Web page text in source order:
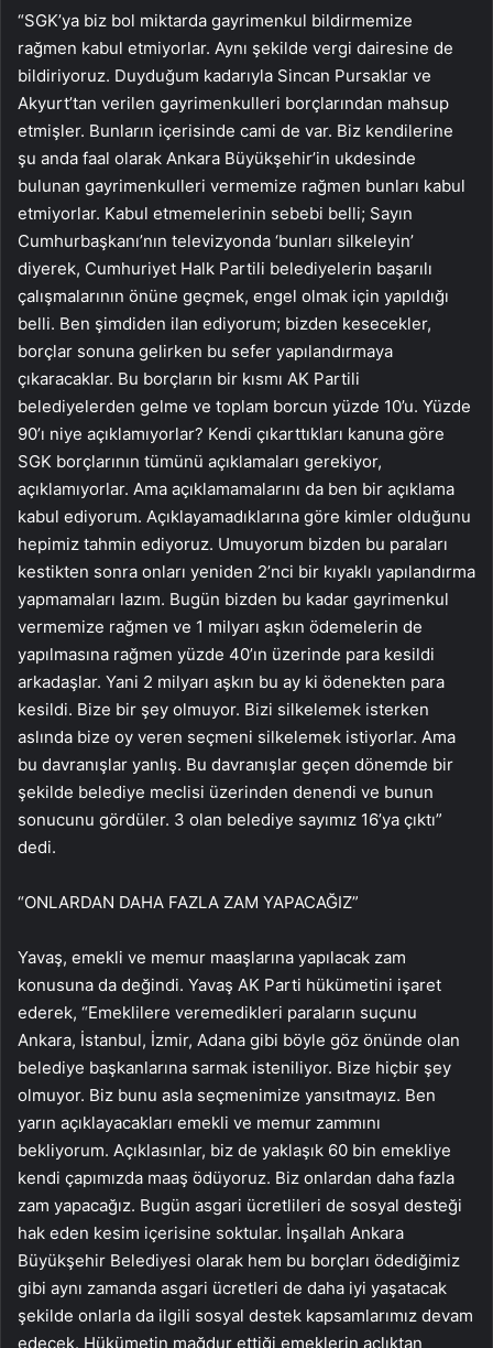
“SGK’ya biz bol miktarda gayrimenkul bildirmemize
rağmen kabul etmiyorlar. Aynı şekilde vergi dairesine de
bildiriyoruz. Duyduğum kadarıyla Sincan Pursaklar ve
Akyurt’tan verilen gayrimenkulleri borçlarından mahsup
etmişler. Bunların içerisinde cami de var. Biz kendilerine
şu anda faal olarak Ankara Büyükşehir’in ukdesinde
bulunan gayrimenkulleri vermemize rağmen bunları kabul
etmiyorlar. Kabul etmemelerinin sebebi belli; Sayın
Cumhurbaşkanı’nın televizyonda ‘bunları silkeleyin’
diyerek, Cumhuriyet Halk Partili belediyelerin başarılı
çalışmalarının önüne geçmek, engel olmak için yapıldığı
belli. Ben şimdiden ilan ediyorum; bizden kesecekler,
borçlar sonuna gelirken bu sefer yapılandırmaya
çıkaracaklar. Bu borçların bir kısmı AK Partili
belediyelerden gelme ve toplam borcun yüzde 10’u. Yüzde
90’ı niye açıklamıyorlar? Kendi çıkarttıkları kanuna göre
SGK borçlarının tümünü açıklamaları gerekiyor,
açıklamıyorlar. Ama açıklamamalarını da ben bir açıklama
kabul ediyorum. Açıklayamadıklarına göre kimler olduğunu
hepimiz tahmin ediyoruz. Umuyorum bizden bu paraları
kestikten sonra onları yeniden 2’nci bir kıyaklı yapılandırma
yapmamaları lazım. Bugün bizden bu kadar gayrimenkul
vermemize rağmen ve 1 milyarı aşkın ödemelerin de
yapılmasına rağmen yüzde 40’ın üzerinde para kesildi
arkadaşlar. Yani 2 milyarı aşkın bu ay ki ödenekten para
kesildi. Bize bir şey olmuyor. Bizi silkelemek isterken
aslında bize oy veren seçmeni silkelemek istiyorlar. Ama
bu davranışlar yanlış. Bu davranışlar geçen dönemde bir
şekilde belediye meclisi üzerinden denendi ve bunun
sonucunu gördüler. 3 olan belediye sayımız 16’ya çıktı”
dedi.
“ONLARDAN DAHA FAZLA ZAM YAPACAĞIZ”
Yavaş, emekli ve memur maaşlarına yapılacak zam
konusuna da değindi. Yavaş AK Parti hükümetini işaret
ederek, “Emeklilere veremedikleri paraların suçunu
Ankara, İstanbul, İzmir, Adana gibi böyle göz önünde olan
belediye başkanlarına sarmak isteniliyor. Bize hiçbir şey
olmuyor. Biz bunu asla seçmenimize yansıtmayız. Ben
yarın açıklayacakları emekli ve memur zammını
bekliyorum. Açıklasınlar, biz de yaklaşık 60 bin emekliye
kendi çapımızda maaş ödüyoruz. Biz onlardan daha fazla
zam yapacağız. Bugün asgari ücretlileri de sosyal desteği
hak eden kesim içerisine soktular. İnşallah Ankara
Büyükşehir Belediyesi olarak hem bu borçları ödediğimiz
gibi aynı zamanda asgari ücretleri de daha iyi yaşatacak
şekilde onlarla da ilgili sosyal destek kapsamlarımız devam
edecek. Hükümetin mağdur ettiği emeklerin açlıktan